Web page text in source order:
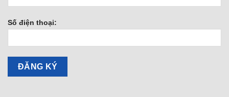
Số điện thoại: